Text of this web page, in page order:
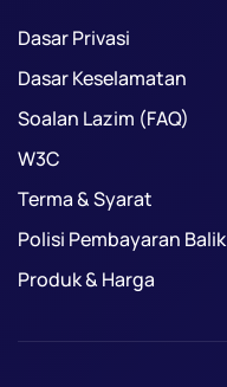
Dasar Privasi
Dasar Keselamatan
Soalan Lazim (FAQ)
W3C
Terma & Syarat
Polisi Pembayaran Balik
Produk & Harga